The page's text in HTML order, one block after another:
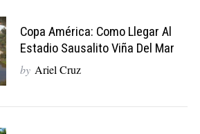
Copa América: Como Llegar Al
Estadio Sausalito Viña Del Mar
by Ariel Cruz